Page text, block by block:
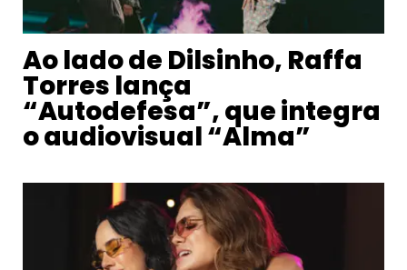
Ao lado de Dilsinho, Raffa
Torres lança
“Autodefesa”, que integra
o audiovisual “Alma”